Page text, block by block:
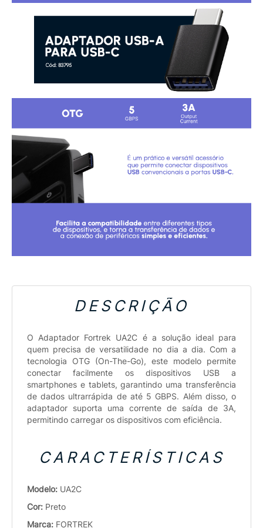
DESCRIÇÃO
O Adaptador Fortrek UA2C é a solução ideal para
quem precisa de versatilidade no dia a dia. Com a
tecnologia OTG (On-The-Go), este modelo permite
conectar facilmente os dispositivos USB a
smartphones e tablets, garantindo uma transferência
de dados ultrarrápida de até 5 GBPS. Além disso, o
adaptador suporta uma corrente de saída de 3A,
permitindo carregar os dispositivos com eficiência.
CARACTERÍSTICAS
Modelo: UA2C
Cor: Preto
Marca: FORTREK